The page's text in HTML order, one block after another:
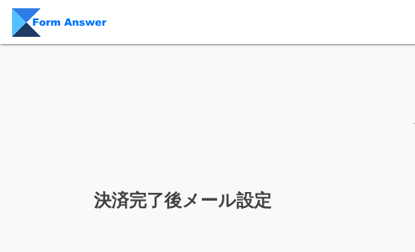
Skip to content
決済完了後メール設定